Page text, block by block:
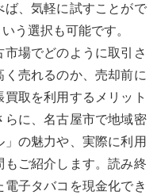
、気軽に試すことがで
う選択も可能です。
場でどのように取引さ
売れるのか、売却前に
取を利用するメリット
らに、名古屋市で地域密
の魅力や、実際に利用
ご紹介します。読み終
子タバコを現金化でき